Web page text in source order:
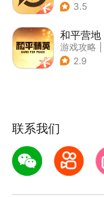
3.5
和平营地
游戏攻略
2.9
联系我们